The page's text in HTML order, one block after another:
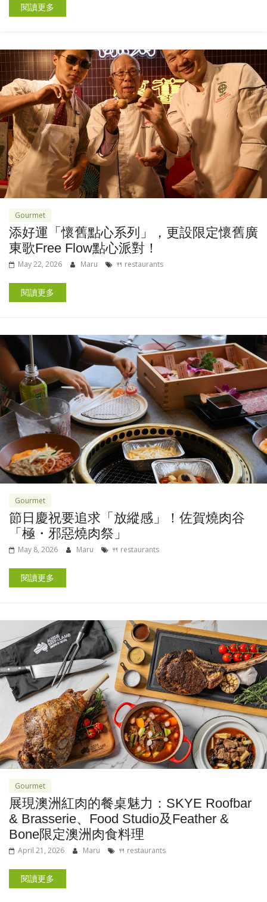
閱讀更多
Gourmet
添好運「懷舊點心系列」，更設限定懷舊廣
東歌Free Flow點心派對！
May 22, 2026 Maru 🍴 restaurants
閱讀更多
Gourmet
節日慶祝要追求「放縱感」！佐賀燒肉谷
「極・邪惡燒肉祭」
May 8, 2026 Maru 🍴 restaurants
閱讀更多
Gourmet
展現澳洲紅肉的餐桌魅力：SKYE Roofbar
& Brasserie、Food Studio及Feather &
Bone限定澳洲肉食料理
April 21, 2026 Maru 🍴 restaurants
閱讀更多